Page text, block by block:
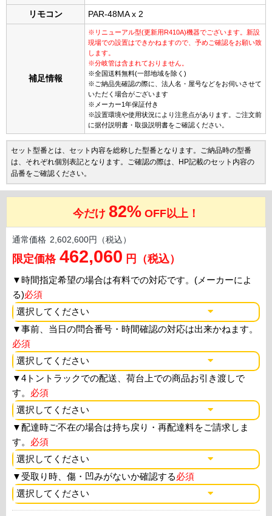
リモコン PAR-48MA x 2
補足情報
※リニューアル型(更新用R410A)機器でございます。新設
現場での設置はできかねますので、予めご確認をお願い致
します。
※分岐管は含まれておりません。
※全国送料無料(一部地域を除く)
※ご納品先確認の際に、法人名・屋号などをお伺いさせて
いただく場合がございます
※メーカー1年保証付き
※設置環境や使用状況により注意点があります。ご注文前
に据付説明書・取扱説明書をご確認ください。
セット型番とは、セット内容を総称した型番となります。ご納品時の型番
は、それぞれ個別表記となります。ご確認の際は、HP記載のセット内容の
品番をご確認ください。
今だけ 82% OFF以上！
通常価格 2,602,600円（税込）
限定価格 462,060 円（税込）
▼時間指定希望の場合は有料での対応です。(メーカーによ
る)必須
▼事前、当日の問合番号・時間確認の対応は出来かねます。
必須
▼4トントラックでの配送、荷台上での商品お引き渡しで
す。 必須
▼配達時ご不在の場合は持ち戻り・再配達料をご請求しま
す。 必須
▼ 受取り時、傷・凹みがないか確認する必須